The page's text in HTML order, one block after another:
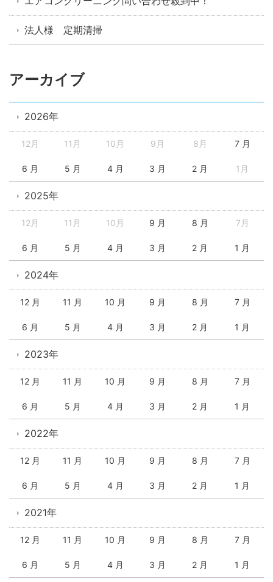
法人様 定期清掃
アーカイブ
2026年
12月 11月 10月 9月 8月 7 月
6 月 5 月 4 月 3 月 2 月 1月
2025年
12月 11月 10月 9 月 8 月 7月
6 月 5 月 4 月 3 月 2 月 1 月
2024年
12 月 11 月 10 月 9 月 8 月 7 月
6 月 5 月 4 月 3 月 2 月 1 月
2023年
12 月 11 月 10 月 9 月 8 月 7 月
6 月 5 月 4 月 3 月 2 月 1 月
2022年
12 月 11 月 10 月 9 月 8 月 7 月
6 月 5 月 4 月 3 月 2 月 1 月
2021年
12 月 11 月 10 月 9 月 8 月 7 月
6 月 5 月 4 月 3 月 2 月 1 月